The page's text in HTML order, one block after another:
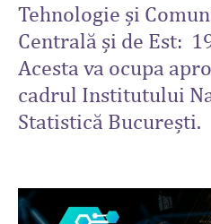
Tehnologie și
Centrală și de Est:
Acesta va ocupa
cadrul Institutului
Statistică București.